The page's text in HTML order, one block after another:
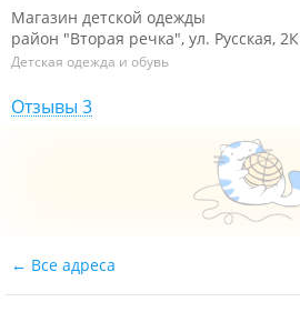
Магазин детской одежды
район "Вторая речка", ул. Русская, 2К
Детская одежда и обувь
Отзывы 3
Все адреса